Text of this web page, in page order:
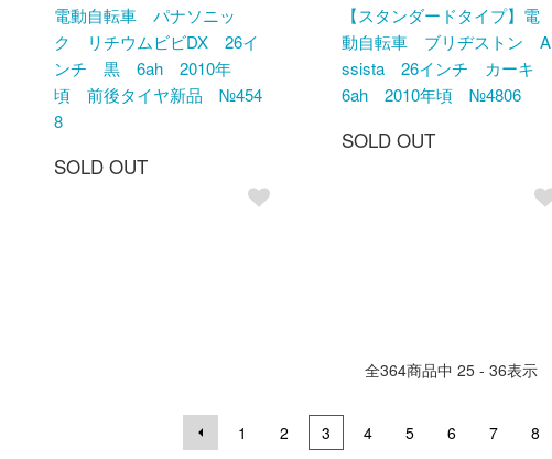
電動自転車 パナソニッ
ク リチウムビビDX 26イ
ンチ 黒 6ah 2010年
頃 前後タイヤ新品 №454
8
SOLD OUT
【スタンダードタイプ】電
動自転車 ブリヂストン A
ssista 26インチ カーキ
6ah 2010年頃 №4806
SOLD OUT
全364商品中 25 - 36表示
1 2 3 4 5 6 7 8